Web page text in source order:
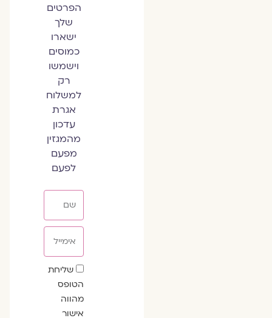
הפרטים
שלך
ישארו
כמוסים
וישמשו
רק
למשלוח
אגרת
עדכון
מהמגזין
מפעם
לפעם
שדה
הסכמה
שליחת
הטופס
מהווה
אישור